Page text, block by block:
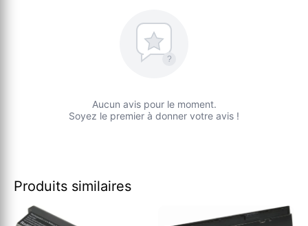
?
Aucun avis pour le moment.
Soyez le premier à donner votre avis !
Produits similaires